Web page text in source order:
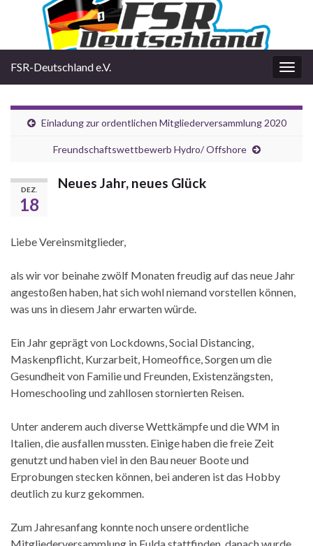
FSR-Deutschland e.V.
Einladung zur ordentlichen Mitgliederversammlung 2020
Freundschaftswettbewerb Hydro/ Offshore
DEZ.
18
Neues Jahr, neues Glück
Liebe Vereinsmitglieder,
als wir vor beinahe zwölf Monaten freudig auf das neue Jahr
angestoßen haben, hat sich wohl niemand vorstellen können,
was uns in diesem Jahr erwarten würde.
Ein Jahr geprägt von Lockdowns, Social Distancing,
Maskenpflicht, Kurzarbeit, Homeoffice, Sorgen um die
Gesundheit von Familie und Freunden, Existenzängsten,
Homeschooling und zahllosen stornierten Reisen.
Unter anderem auch diverse Wettkämpfe und die WM in
Italien, die ausfallen mussten. Einige haben die freie Zeit
genutzt und haben viel in den Bau neuer Boote und
Erprobungen stecken können, bei anderen ist das Hobby
deutlich zu kurz gekommen.
Zum Jahresanfang konnte noch unsere ordentliche